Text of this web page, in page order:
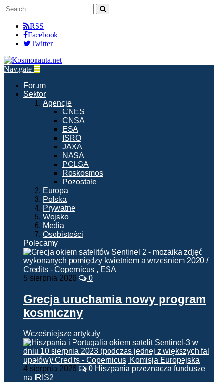
RSS
Facebook
Twitter
Navigate
Forum
Sektor
Agencje
CNES
CNSA
ESA
ISRO
JAXA
NASA
POLSA
Roskosmos
Pozostałe
Europa
Polska
Prywatne
Wojsko
Media
Osobistości
Polecamy
5 sierpnia 2026 0
Grecja uruchamia nowy program
kosmiczny
Wcześniejsze artykuły
4 sierpnia 2026 0 Hiszpania przeznacza fundusze
na IRIS2